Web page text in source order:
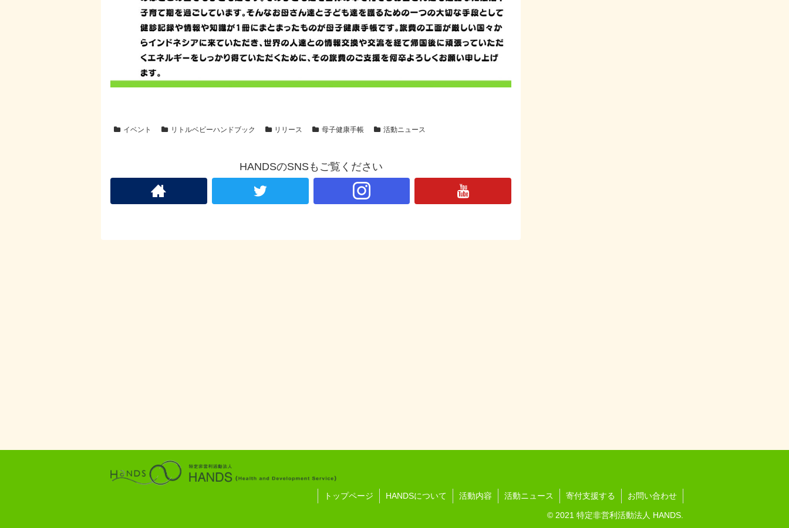
イベント リトルベビーハンドブック リリース 母子健康手帳 活動ニュース
HANDSのSNSもご覧ください
トップページ HANDSについて 活動内容 活動ニュース 寄付支援する お問い合わせ
© 2021 特定非営利活動法人 HANDS.